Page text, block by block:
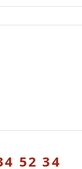
recherche
52 34